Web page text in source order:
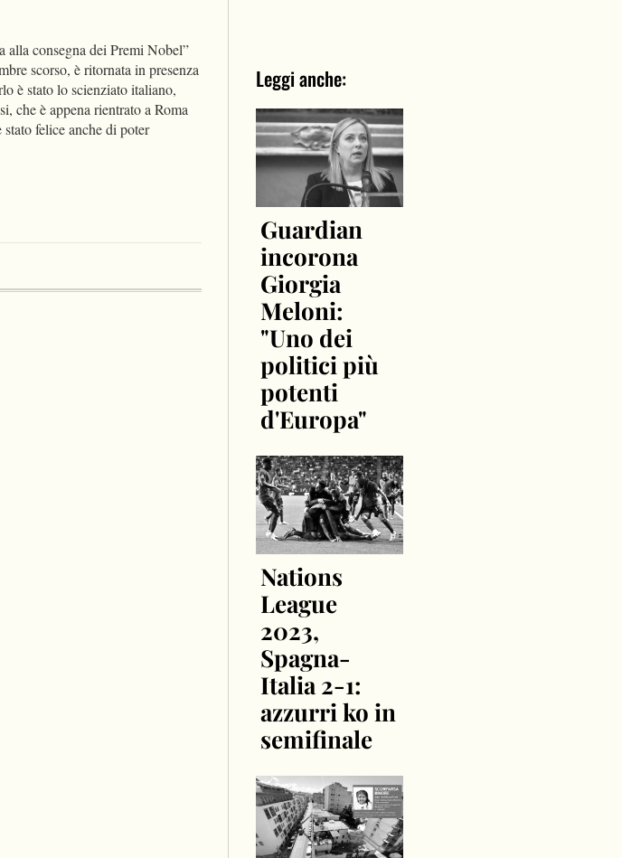
alla consegna dei Premi Nobel”
scorso, è ritornata in presenza
è stato lo scienziato italiano,
che è appena rientrato a Roma
felice anche di poter
Leggi anche:
Guardian
incorona
Giorgia
Meloni:
"Uno dei
politici più
potenti
d'Europa"
Nations
League
2023,
Spagna-
Italia 2-1:
azzurri ko in
semifinale